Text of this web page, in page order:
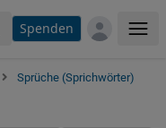
Spenden
Sprüche (Sprichwörter)